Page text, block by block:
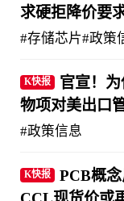
求硬拒降价要
#存储芯片#政策
K快报
官宣！
物项对美出口管
#政策信息
K快报
PCB概